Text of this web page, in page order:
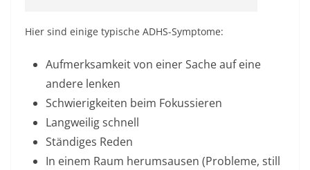
Hier sind einige typische ADHS-Symptome:
Aufmerksamkeit von einer Sache auf eine
andere lenken
Schwierigkeiten beim Fokussieren
Langweilig schnell
Ständiges Reden
In einem Raum herumsausen (Probleme, still